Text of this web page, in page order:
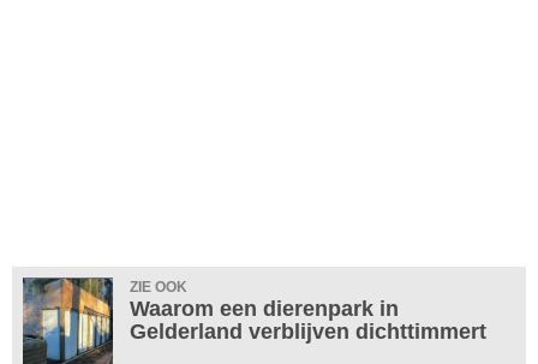
ZIE OOK
Waarom een dierenpark in
Gelderland verblijven dichttimmert